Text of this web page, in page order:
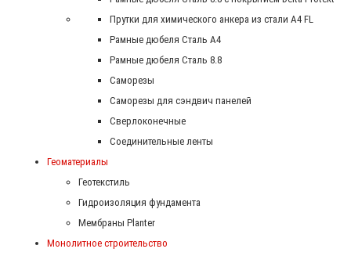
Прутки для химического анкера из стали А4 FL
Рамные дюбеля Сталь A4
Рамные дюбеля Сталь 8.8
Саморезы
Саморезы для сэндвич панелей
Сверлоконечные
Соединительные ленты
Геоматериалы
Геотекстиль
Гидроизоляция фундамента
Мембраны Planter
Монолитное строительство